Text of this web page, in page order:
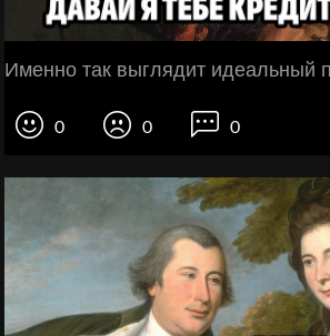
Именно так выглядит идеальный
0 0 0